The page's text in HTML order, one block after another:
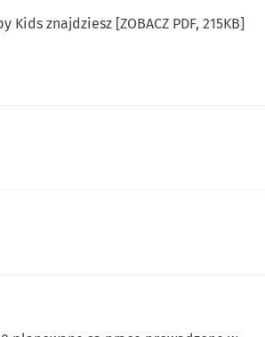
znajdziesz [ZOBACZ PDF, 215KB]